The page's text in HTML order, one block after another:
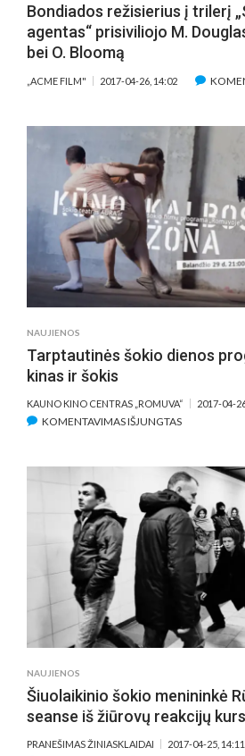
Bondiados režisierius į trilerį
agentas“ prisiviliojo M.
bei O. Bloomą
„ACME FILM" 2017-04-26, 14:02
NAUJIENOS
Tarptautinės šokio dienos
kinas ir šokis
KAUNO KINO CENTRAS „ROMUVA“ 2017-04-
KOMENTAVIMAS IŠJUNGTASĮRAŠE
DIENOS
PROGA
–
SUSIJUNGS
KINAS
ŠOKIS
NAUJIENOS
Šiuolaikinio šokio menininkė
seanse iš žiūrovų reakcijų
PRANEŠIMAS ŽINIASKLAIDAI 2017-04-25, 14:11